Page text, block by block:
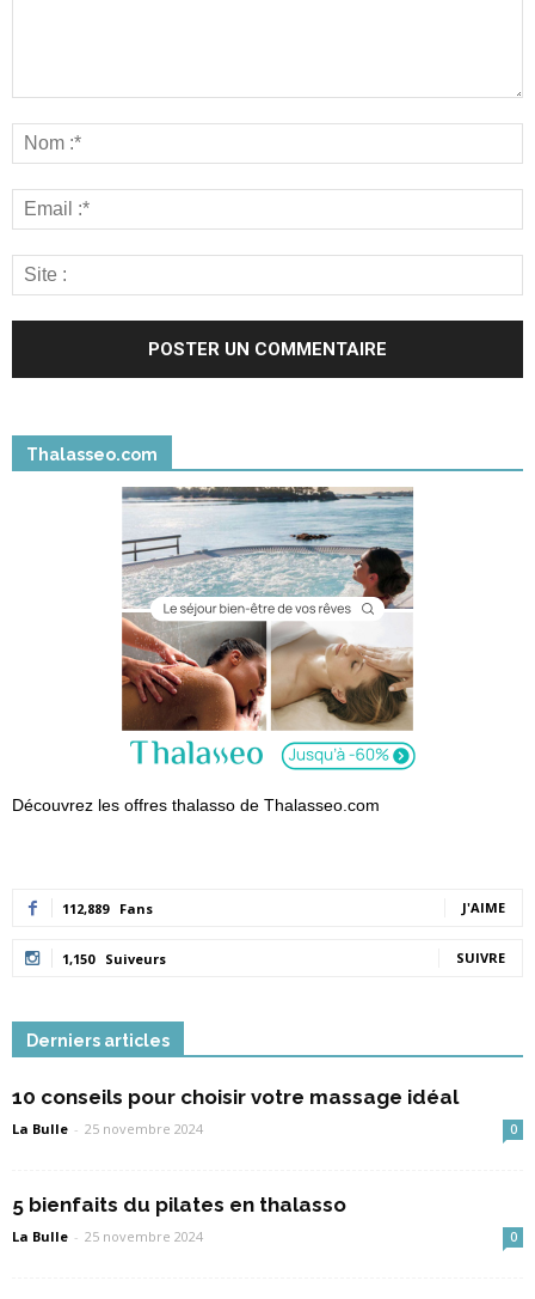
Thalasseo.com
Découvrez les offres thalasso de Thalasseo.com
112,889 Fans J'AIME
1,150 Suiveurs SUIVRE
Derniers articles
10 conseils pour choisir votre massage idéal
La Bulle - 25 novembre 2024 0
5 bienfaits du pilates en thalasso
La Bulle - 25 novembre 2024 0